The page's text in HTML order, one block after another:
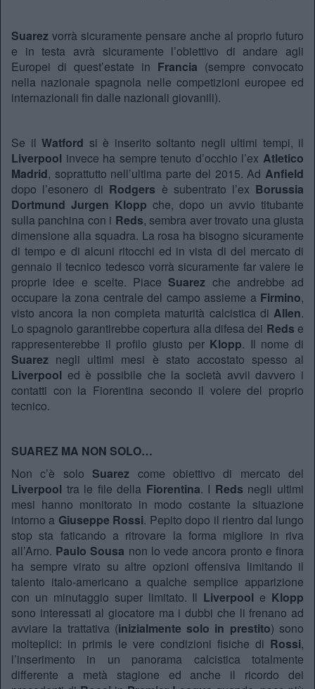
Suarez vorrà sicuramente pensare anche al proprio futuro
e in testa avrà sicuramente l’obiettivo di andare agli
Europei di quest’estate in Francia (sempre convocato
nella nazionale spagnola nelle competizioni europee ed
internazionali fin dalle nazionali giovanili).
Se il Watford si è inserito soltanto negli ultimi tempi, il
Liverpool invece ha sempre tenuto d’occhio l’ex Atletico
Madrid, soprattutto nell’ultima parte del 2015. Ad Anfield
dopo l’esonero di Rodgers è subentrato l’ex Borussia
Dortmund Jurgen Klopp che, dopo un avvio titubante
sulla panchina con i Reds, sembra aver trovato una giusta
dimensione alla squadra. La rosa ha bisogno sicuramente
di tempo e di alcuni ritocchi ed in vista di del mercato di
gennaio il tecnico tedesco vorrà sicuramente far valere le
proprie idee e scelte. Piace Suarez che andrebbe ad
occupare la zona centrale del campo assieme a Firmino,
visto ancora la non completa maturità calcistica di Allen.
Lo spagnolo garantirebbe copertura alla difesa dei Reds e
rappresenterebbe il profilo giusto per Klopp. Il nome di
Suarez negli ultimi mesi è stato accostato spesso al
Liverpool ed è possibile che la società avvii davvero i
contatti con la Fiorentina secondo il volere del proprio
tecnico.
SUAREZ MA NON SOLO…
Non c’è solo Suarez come obiettivo di mercato del
Liverpool tra le file della Fiorentina. I Reds negli ultimi
mesi hanno monitorato in modo costante la situazione
intorno a Giuseppe Rossi. Pepito dopo il rientro dal lungo
stop sta faticando a ritrovare la forma migliore in riva
all’Arno. Paulo Sousa non lo vede ancora pronto e finora
ha sempre virato su altre opzioni offensiva limitando il
talento italo-americano a qualche semplice apparizione
con un minutaggio super limitato. Il Liverpool e Klopp
sono interessati al giocatore ma i dubbi che li frenano ad
avviare la trattativa (inizialmente solo in prestito) sono
molteplici: in primis le vere condizioni fisiche di Rossi,
l’inserimento in un panorama calcistica totalmente
differente a metà stagione ed anche il ricordo dei